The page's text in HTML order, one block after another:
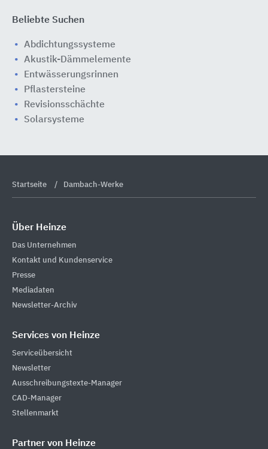
Beliebte Suchen
Abdichtungssysteme
Akustik-Dämmelemente
Entwässerungsrinnen
Pflastersteine
Revisionsschächte
Solarsysteme
Startseite Dambach-Werke
Über Heinze
Das Unternehmen
Kontakt und Kundenservice
Presse
Mediadaten
Newsletter-Archiv
Services von Heinze
Serviceübersicht
Newsletter
Ausschreibungstexte-Manager
CAD-Manager
Stellenmarkt
Partner von Heinze